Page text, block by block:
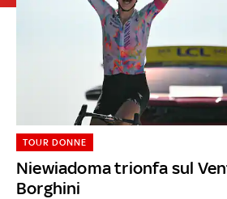
Niewiadoma trionfa sul
Borghini
TOUR DONNE